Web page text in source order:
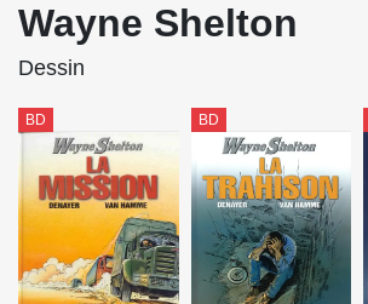
Wayne Shelton
Dessin
BD BD